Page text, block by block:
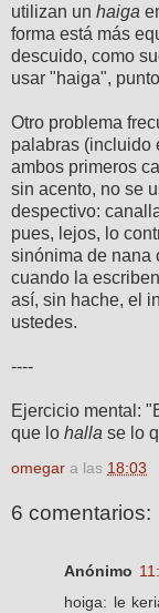
utilizan un haiga
forma está más
descuido, como
usar "haiga",
Otro problema
palabras (incluido
ambos primeros
sin acento, no se
despectivo:
pues, lejos, lo
sinónima de nana
cuando la
así, sin hache, el
ustedes.
----
Ejercicio mental:
que lo halla se lo
omegar a las 18:03
6 comentarios:
Anónimo
hoiga: le